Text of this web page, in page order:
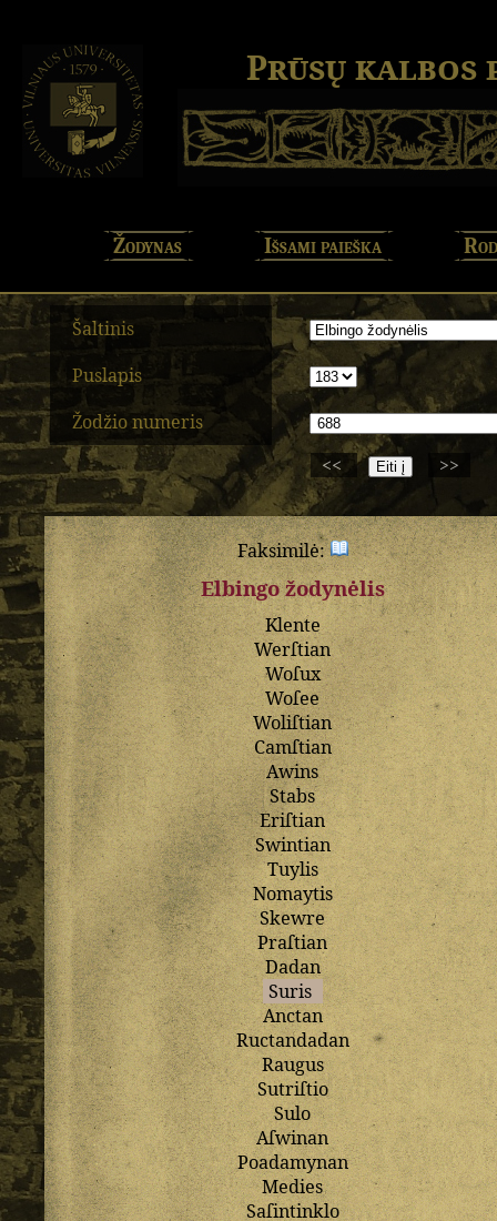
Prūsų kalbos
Žodynas Išsami paieška
Šaltinis
Puslapis
Žodžio numeris
<<
>>
Faksimilė:
Elbingo žodynėlis
Klente
Werſtian
Woſux
Woſee
Woliſtian
Camſtian
Awins
Stabs
Eriſtian
Swintian
Tuylis
Nomaytis
Skewre
Praſtian
Dadan
Suris
Anctan
Ructandadan
Raugus
Sutriſtio
Sulo
Aſwinan
Poadamynan
Medies
Saſintinklo